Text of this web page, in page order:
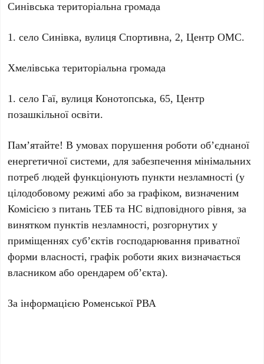
Синівська територіальна громада
1. село Синівка, вулиця Спортивна, 2, Центр ОМС.
Хмелівська територіальна громада
1. село Гаї, вулиця Конотопська, 65, Центр
позашкільної освіти.
Пам’ятайте! В умовах порушення роботи об’єднаної
енергетичної системи, для забезпечення мінімальних
потреб людей функціонують пункти незламності (у
цілодобовому режимі або за графіком, визначеним
Комісією з питань ТЕБ та НС відповідного рівня, за
винятком пунктів незламності, розгорнутих у
приміщеннях суб’єктів господарювання приватної
форми власності, графік роботи яких визначається
власником або орендарем об’єкта).
За інформацією Роменської РВА